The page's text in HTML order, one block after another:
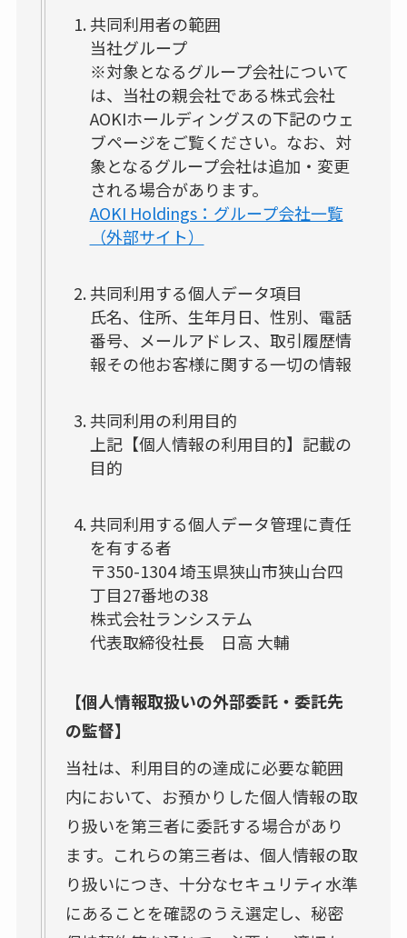
共同利用者の範囲
当社グループ
※対象となるグループ会社について
は、当社の親会社である株式会社
AOKIホールディングスの下記のウェ
ブページをご覧ください。なお、対
象となるグループ会社は追加・変更
される場合があります。
AOKI Holdings：グループ会社一覧
（外部サイト）
共同利用する個人データ項目
氏名、住所、生年月日、性別、電話
番号、メールアドレス、取引履歴情
報その他お客様に関する一切の情報
共同利用の利用目的
上記【個人情報の利用目的】記載の
目的
共同利用する個人データ管理に責任
を有する者
〒350-1304 埼玉県狭山市狭山台四
丁目27番地の38
株式会社ランシステム
代表取締役社長 日高 大輔
【個人情報取扱いの外部委託・委託先
の監督】
当社は、利用目的の達成に必要な範囲
内において、お預かりした個人情報の取
り扱いを第三者に委託する場合があり
ます。これらの第三者は、個人情報の取
り扱いにつき、十分なセキュリティ水準
にあることを確認のうえ選定し、秘密